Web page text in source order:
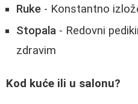
Ruke - Konstantno
Stopala - Redovni
zdravim
Kod kuće ili u salonu?